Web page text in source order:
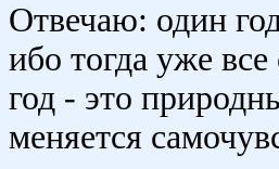
Отвечаю: один
ибо тогда уже
год - это
меняется